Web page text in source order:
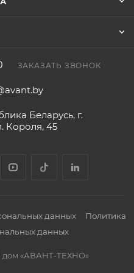
ЗАКАЗАТЬ ЗВОНОК
Беларусь, г.
Короля, 45
данных
Политика
данных
дом «АВАНТ-ТЕХНО»